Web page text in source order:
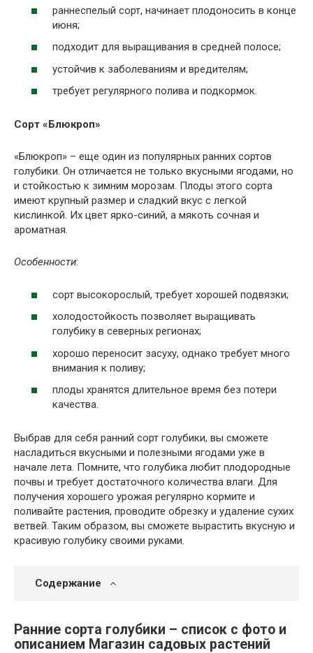
раннеспелый сорт, начинает плодоносить в конце
июня;
подходит для выращивания в средней полосе;
устойчив к заболеваниям и вредителям;
требует регулярного полива и подкормок.
Сорт «Блюкроп»
«Блюкроп» – еще один из популярных ранних сортов
голубики. Он отличается не только вкусными ягодами, но
и стойкостью к зимним морозам. Плоды этого сорта
имеют крупный размер и сладкий вкус с легкой
кислинкой. Их цвет ярко-синий, а мякоть сочная и
ароматная.
Особенности:
сорт высокорослый, требует хорошей подвязки;
холодостойкость позволяет выращивать
голубику в северных регионах;
хорошо переносит засуху, однако требует много
внимания к поливу;
плоды хранятся длительное время без потери
качества.
Выбрав для себя ранний сорт голубики, вы сможете
насладиться вкусными и полезными ягодами уже в
начале лета. Помните, что голубика любит плодородные
почвы и требует достаточного количества влаги. Для
получения хорошего урожая регулярно кормите и
поливайте растения, проводите обрезку и удаление сухих
ветвей. Таким образом, вы сможете вырастить вкусную и
красивую голубику своими руками.
Содержание
Ранние сорта голубики – список с фото и
описанием Магазин садовых растений